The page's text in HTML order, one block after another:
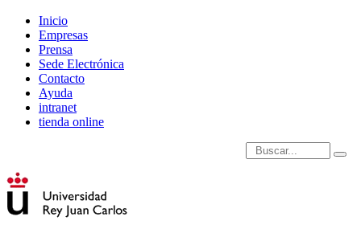
Inicio
Empresas
Prensa
Sede Electrónica
Contacto
Ayuda
intranet
tienda online
Introduce términos de